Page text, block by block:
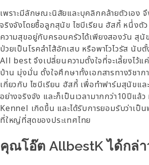
เพราะมีลักษณะนิสัยและบุคลิกคล้ายตัวเอง จึ
จริงจังโดยซื้อลูกสุนัข ไซบีเรียน ฮัสกี้ หนึ่งตั
ความสุขอยู่กับครอบครัวได้เพียงสองวัน สุนัข
ป่วยเป็นโรคลำไส้อักเสบ หรือพาโวไวรัส นั
All best จึงเปลี่ยนความตั้งใจที่จะเลี้ยงไว้แ
บ้าน มุ่งมั่น ตั้งใจศึกษาทั้งเอกสารทางวิชา
เกี่ยวกับ ไซบีเรียน ฮัสกี้ เพื่อทำฟาร์มสุนัขแ
อย่างจริงจัง และก็เป็นเวลามากกว่า10ปีแล้
Kennel เกิดขึ้น และได้รับการยอมรับว่าเป็
ที่ใหญ่ที่สุดของประเทศไทย
คุณโอ๊ต AllbestK ได้กล่า